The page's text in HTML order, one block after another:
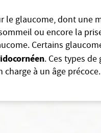
le glaucome, dont une
ou encore la
Certains
. Ces types
à un âge précoce.